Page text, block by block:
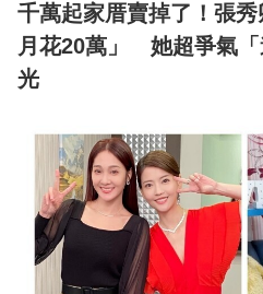
千萬起家厝賣掉了！張
月花20萬」 她超爭氣「
光